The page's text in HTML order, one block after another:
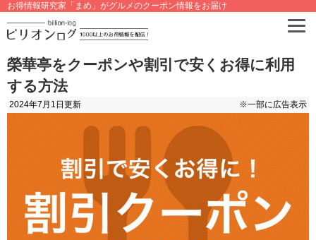
お得情報研究家「まめ」がグルメのクーポン情報をお届け
榮華亭をクーポンや割引で安くお得に利用
する方法
2024年7月1日 更新 ※一部に広告表示